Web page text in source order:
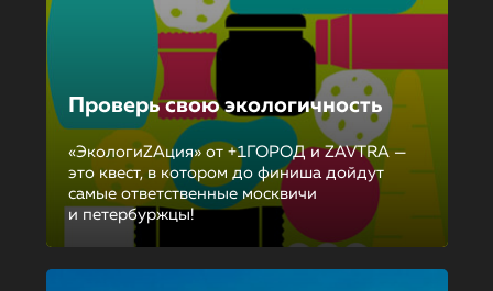
Проверь свою экологичность
«ЭкологиZAция» от +1ГОРОД и ZAVTRA —
это квест, в котором до финиша дойдут
самые ответственные москвичи
и петербуржцы!